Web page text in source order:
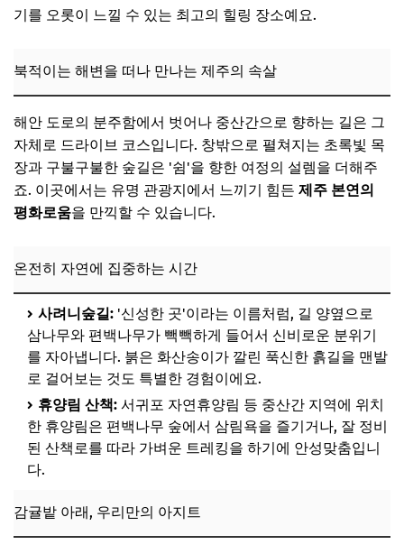
기를 오롯이 느낄 수 있는 최고의 힐링 장소예요.
북적이는 해변을 떠나 만나는 제주의 속살
해안 도로의 분주함에서 벗어나 중산간으로 향하는 길은 그
자체로 드라이브 코스입니다. 창밖으로 펼쳐지는 초록빛 목
장과 구불구불한 숲길은 '쉼'을 향한 여정의 설렘을 더해주
죠. 이곳에서는 유명 관광지에서 느끼기 힘든 제주 본연의
평화로움을 만끽할 수 있습니다.
온전히 자연에 집중하는 시간
사려니숲길: '신성한 곳'이라는 이름처럼, 길 양옆으로
삼나무와 편백나무가 빽빽하게 들어서 신비로운 분위기
를 자아냅니다. 붉은 화산송이가 깔린 푹신한 흙길을 맨발
로 걸어보는 것도 특별한 경험이에요.
휴양림 산책: 서귀포 자연휴양림 등 중산간 지역에 위치
한 휴양림은 편백나무 숲에서 삼림욕을 즐기거나, 잘 정비
된 산책로를 따라 가벼운 트레킹을 하기에 안성맞춤입니
다.
감귤밭 아래, 우리만의 아지트